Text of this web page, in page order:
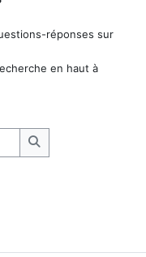
réponses sur
en haut à
Recherche (forums)